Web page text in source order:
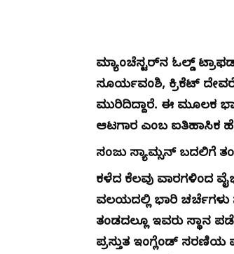
ಮ್ಯಾಂಚೆಸ್ಟರ್‌ನ ಓಲ್ಡ್
ಸೂರ್ಯವಂಶಿ, ಕ್ರಿಕೆಟ್
ಮುರಿದಿದ್ದಾರೆ. ಈ ಮೂಲಕ
ಆಟಗಾರ ಎಂಬ ಐತಿಹಾಸಿಕ
ಸಂಜು ಸ್ಯಾಮ್ಸನ್ ಬದಲಿಗೆ
ಕಳೆದ ಕೆಲವು ವಾರಗಳಿಂದ
ವಲಯದಲ್ಲಿ ಭಾರಿ
ತಂಡದಲ್ಲೂ ಇವರು ಸ್ಥಾನ
ಪ್ರಸ್ತುತ ಇಂಗ್ಲೆಂಡ್ ಸರಣಿಯ